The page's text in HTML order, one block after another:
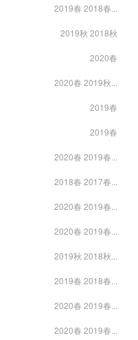
2019春 2018春...
2019秋 2018秋
2020春
2020春 2019秋...
2019春
2019春
2020春 2019春...
2018春 2017春...
2020春 2019春...
2020春 2019春...
2019秋 2018秋...
2019春 2018春...
2020春 2019春...
2020春 2019春...